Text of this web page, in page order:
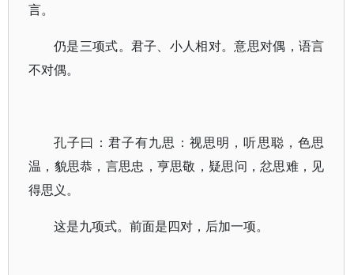
言。
仍是三项式。君子、小人相对。意思对偶，语言
不对偶。
孔子曰：君子有九思：视思明，听思聪，色思
温，貌思恭，言思忠，亨思敬，疑思问，忿思难，见
得思义。
这是九项式。前面是四对，后加一项。